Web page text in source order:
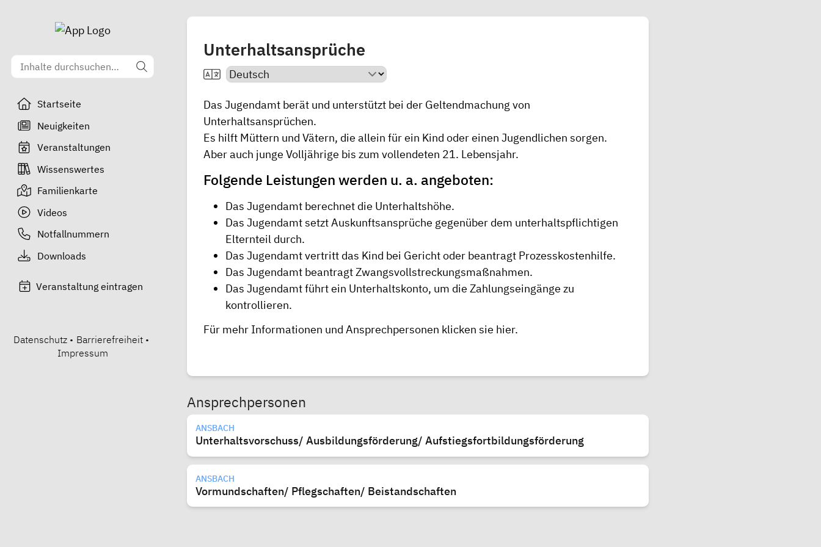
Startseite
Neuigkeiten
Veranstaltungen
Wissenswertes
Familienkarte
Videos
Notfallnummern
Downloads
Veranstaltung eintragen
Datenschutz • Barrierefreiheit •
Impressum
Unterhaltsansprüche
Das Jugendamt berät und unterstützt bei der Geltendmachung von
Unterhaltsansprüchen.
Es hilft Müttern und Vätern, die allein für ein Kind oder einen Jugendlichen sorgen.
Aber auch junge Volljährige bis zum vollendeten 21. Lebensjahr.
Folgende Leistungen werden u. a. angeboten:
Das Jugendamt berechnet die Unterhaltshöhe.
Das Jugendamt setzt Auskunftsansprüche gegenüber dem unterhaltspflichtigen
Elternteil durch.
Das Jugendamt vertritt das Kind bei Gericht oder beantragt Prozesskostenhilfe.
Das Jugendamt beantragt Zwangsvollstreckungsmaßnahmen.
Das Jugendamt führt ein Unterhaltskonto, um die Zahlungseingänge zu
kontrollieren.
Für mehr Informationen und Ansprechpersonen klicken sie hier.
Ansprechpersonen
ANSBACH
Unterhaltsvorschuss/ Ausbildungsförderung/ Aufstiegsfortbildungsförderung
ANSBACH
Vormundschaften/ Pflegschaften/ Beistandschaften